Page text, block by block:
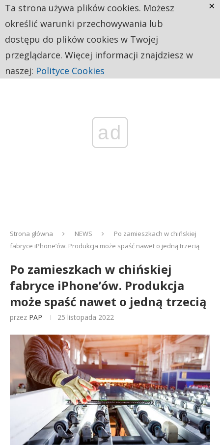
ad
Strona główna NEWS
Po zamieszkach w chińskiej
fabryce iPhone’ów. Produkcja może spaść nawet o jedną trzecią
Po zamieszkach w chińskiej
fabryce iPhone’ów. Produkcja
może spaść nawet o jedną trzecią
przez PAP 25 listopada 2022
Ta strona używa plików cookies. Możesz
określić warunki przechowywania lub
dostępu do plików cookies w Twojej
przeglądarce. Więcej informacji znajdziesz w
naszej: Polityce Cookies
×